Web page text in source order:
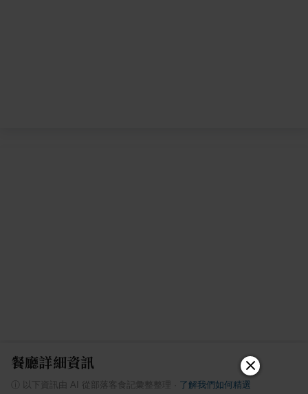
餐廳詳細資訊
以下資訊由 AI 從部落客食記彙整整理 了解我們如何精選